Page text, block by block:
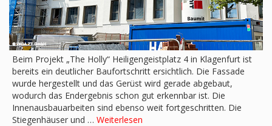
Beim Projekt „The Holly“ Heiligengeistplatz 4 in Klagenfurt ist
bereits ein deutlicher Baufortschritt ersichtlich. Die Fassade
wurde hergestellt und das Gerüst wird gerade abgebaut,
wodurch das Endergebnis schon gut erkennbar ist. Die
Innenausbauarbeiten sind ebenso weit fortgeschritten. Die
Stiegenhäuser und … Weiterlesen